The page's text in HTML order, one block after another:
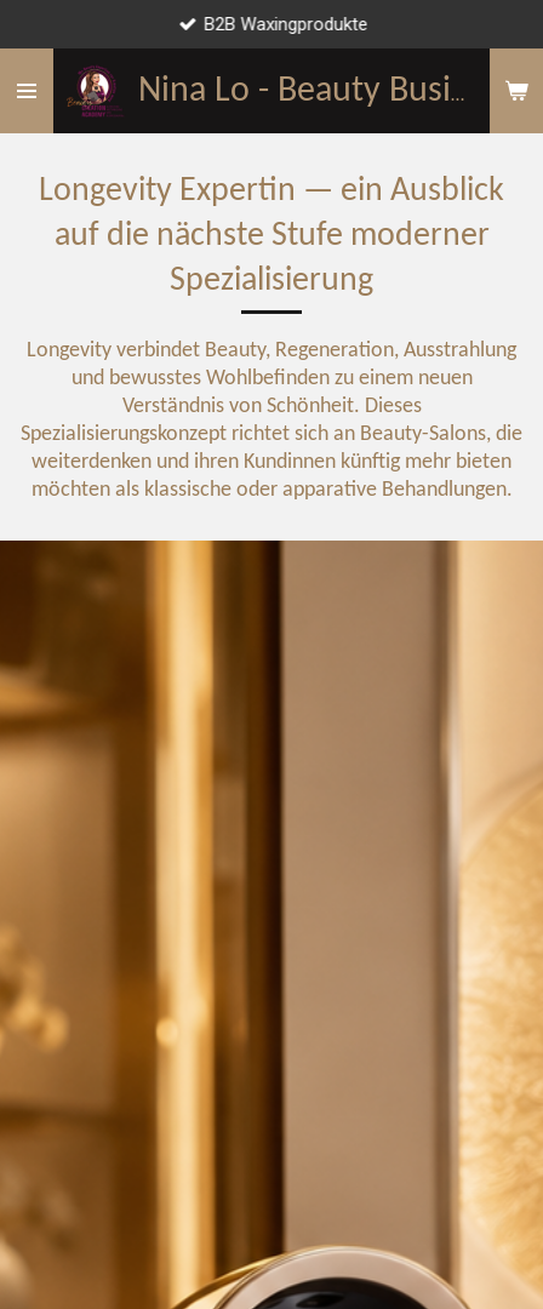
springen
Nina Lo - Beauty Business Mentorin
B2B Waxingprodukte
Longevity Expertin — ein Ausblick
auf die nächste Stufe moderner
Spezialisierung
Longevity verbindet Beauty, Regeneration, Ausstrahlung
und bewusstes Wohlbefinden zu einem neuen
Verständnis von Schönheit. Dieses
Spezialisierungskonzept richtet sich an Beauty-Salons, die
weiterdenken und ihren Kundinnen künftig mehr bieten
möchten als klassische oder apparative Behandlungen.